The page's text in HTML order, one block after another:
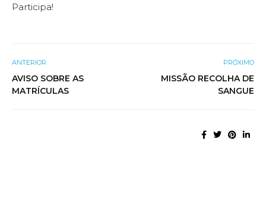
Participa!
ANTERIOR
AVISO SOBRE AS
MATRÍCULAS
PRÓXIMO
MISSÃO RECOLHA DE
SANGUE